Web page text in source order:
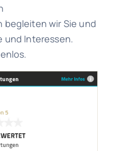
begleiten wir Sie und
und Interessen.